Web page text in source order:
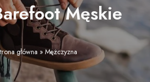
Męskie
główna » Mężczyzna